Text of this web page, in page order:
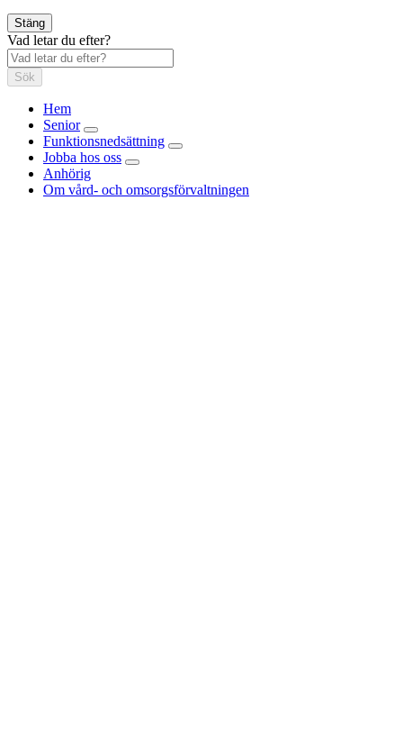
Stäng
Vad letar du efter?
Sök
Hem
Senior
Funktionsnedsättning
Jobba hos oss
Anhörig
Om vård- och omsorgsförvaltningen